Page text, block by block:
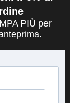
PIÙ per